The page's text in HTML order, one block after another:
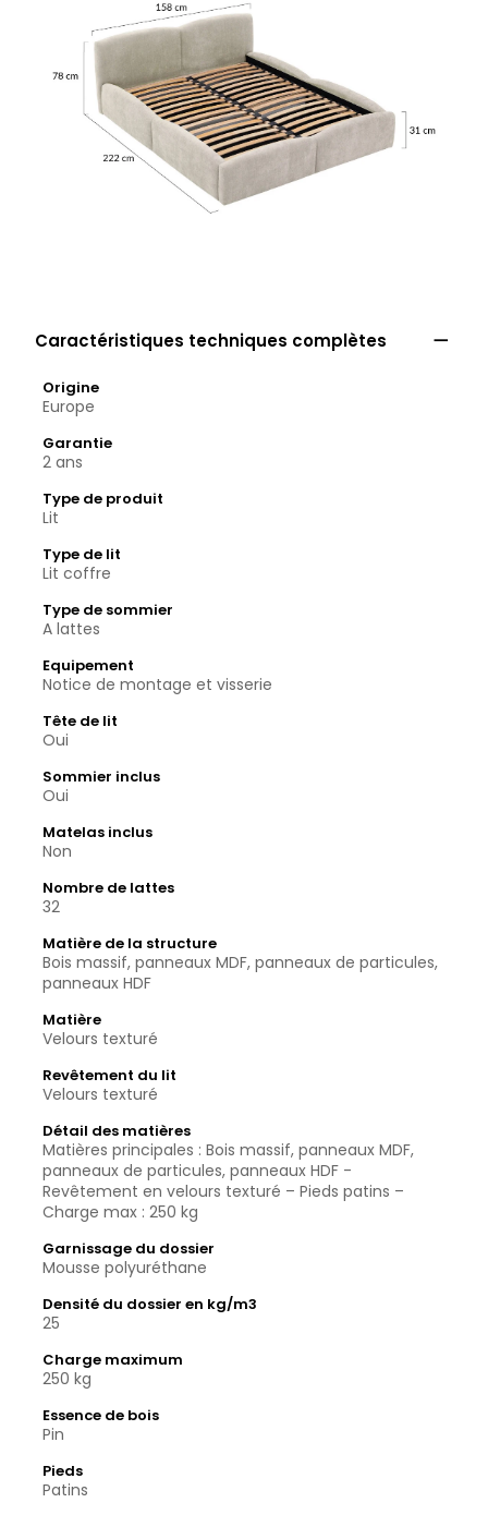
Caractéristiques techniques complètes 
Origine
Europe
Garantie
2 ans
Type de produit
Lit
Type de lit
Lit coffre
Type de sommier
A lattes
Equipement
Notice de montage et visserie
Tête de lit
Oui
Sommier inclus
Oui
Matelas inclus
Non
Nombre de lattes
32
Matière de la structure
Bois massif, panneaux MDF, panneaux de particules,
panneaux HDF
Matière
Velours texturé
Revêtement du lit
Velours texturé
Détail des matières
Matières principales : Bois massif, panneaux MDF,
panneaux de particules, panneaux HDF -
Revêtement en velours texturé – Pieds patins –
Charge max : 250 kg
Garnissage du dossier
Mousse polyuréthane
Densité du dossier en kg/m3
25
Charge maximum
250 kg
Essence de bois
Pin
Pieds
Patins